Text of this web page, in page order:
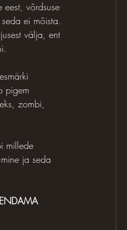
eest, võrdsuse
ei mõista.
välja, ent
pigem
zombi,
millede
ja seda